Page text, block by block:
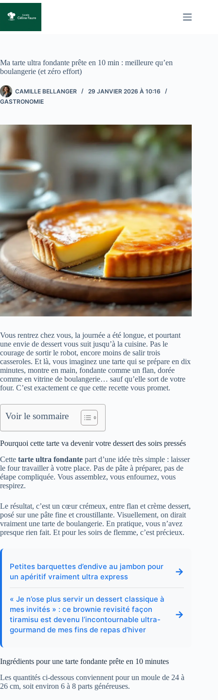
Passer
contenu
Ma tarte ultra fondante prête en 10 min : meilleure qu’en
boulangerie (et zéro effort)
CAMILLE BELLANGER
29 JANVIER 2026 À 10:16
GASTRONOMIE
Vous rentrez chez vous, la journée a été longue, et pourtant
une envie de dessert vous suit jusqu’à la cuisine. Pas le
courage de sortir le robot, encore moins de salir trois
casseroles. Et là, vous imaginez une tarte qui se prépare en dix
minutes, montre en main, fondante comme un flan, dorée
comme en vitrine de boulangerie… sauf qu’elle sort de votre
four. C’est exactement ce que cette recette vous promet.
Voir le sommaire
Pourquoi cette tarte va devenir votre dessert des soirs pressés
Cette tarte ultra fondante part d’une idée très simple : laisser
le four travailler à votre place. Pas de pâte à préparer, pas de
étape compliquée. Vous assemblez, vous enfournez, vous
respirez.
Le résultat, c’est un cœur crémeux, entre flan et crème dessert,
posé sur une pâte fine et croustillante. Visuellement, on dirait
vraiment une tarte de boulangerie. En pratique, vous n’avez
presque rien fait. Et pour les soirs de flemme, c’est précieux.
Petites barquettes d’endive au jambon pour
un apéritif vraiment ultra express
→
« Je n’ose plus servir un dessert classique à
mes invités » : ce brownie revisité façon
tiramisu est devenu l’incontournable ultra-
gourmand de mes fins de repas d’hiver
→
Ingrédients pour une tarte fondante prête en 10 minutes
Les quantités ci-dessous conviennent pour un moule de 24 à
26 cm, soit environ 6 à 8 parts généreuses.